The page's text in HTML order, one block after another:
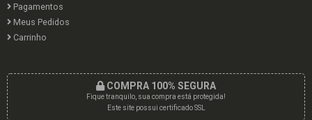
Pagamentos
Meus Pedidos
Carrinho
COMPRA 100% SEGURA
Fique tranquilo, sua compra está protegida!
Este site possui certificado SSL